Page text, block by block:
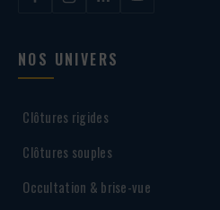
NOS UNIVERS
Clôtures rigides
Clôtures souples
Occultation & brise-vue